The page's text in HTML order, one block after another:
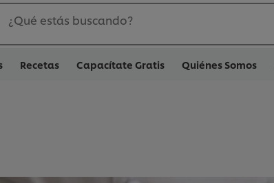
¿Qué estás buscando?
Recetas Capacítate Gratis Quiénes Somos